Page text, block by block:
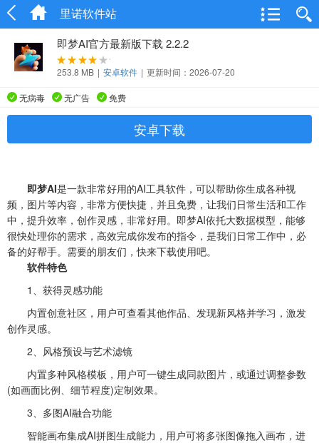
里诺软件站
即梦AI官方最新版下载 2.2.2
253.8 MB | 安卓软件 | 更新时间：2026-07-20
无病毒 无广告 免费
安卓下载
即梦AI是一款非常好用的AI工具软件，可以帮助你生成各种视
频，图片等内容，非常方便快捷，并且免费，让我们日常生活和工作
中，提升效率，创作灵感，非常好用。即梦AI依托大数据模型，能够
很快处理你的需求，高效完成你发布的指令，是我们日常工作中，必
备的好帮手。需要的朋友们，快来下载使用吧。
软件特色
1、获得灵感功能
内置创意社区，用户可查看其他作品、发现新风格并学习，激发
创作灵感。
2、风格预设与艺术滤镜
内置多种风格模板，用户可一键生成同款图片，或通过调整参数
(如画面比例、细节程度)定制效果。
3、多图AI融合功能
智能画布集成AI拼图生成能力，用户可将多张图像拖入画布，进